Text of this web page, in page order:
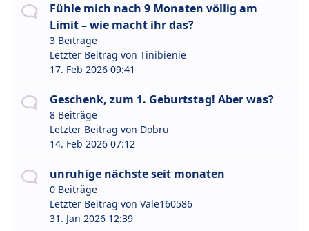
Fühle mich nach 9 Monaten völlig am
Limit – wie macht ihr das?
3 Beiträge
Letzter Beitrag von Tinibienie
17. Feb 2026 09:41
Geschenk, zum 1. Geburtstag! Aber was?
8 Beiträge
Letzter Beitrag von Dobru
14. Feb 2026 07:12
unruhige nächste seit monaten
0 Beiträge
Letzter Beitrag von Vale160586
31. Jan 2026 12:39